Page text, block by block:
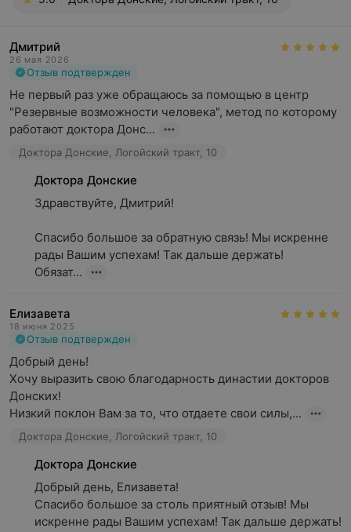
Дмитрий
26 мая 2026
Отзыв подтвержден
Не первый раз уже обращаюсь за помощью в центр
"Резервные возможности человека", метод по которому
работают доктора Донс...
Доктора Донские, Логойский тракт, 10
Доктора Донские
Здравствуйте, Дмитрий!
Спасибо большое за обратную связь! Мы искренне
рады Вашим успехам! Так дальше держать!
Обязат...
Елизавета
18 июня 2025
Отзыв подтвержден
Добрый день!
Хочу выразить свою благодарность династии докторов
Донских!
Низкий поклон Вам за то, что отдаете свои силы,...
Доктора Донские, Логойский тракт, 10
Доктора Донские
Добрый день, Елизавета!
Спасибо большое за столь приятный отзыв! Мы
искренне рады Вашим успехам! Так дальше держать!